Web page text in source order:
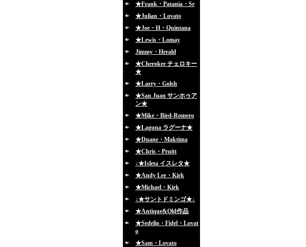
★Frank・Patania・Sr
★Julian・Lovato
★Joe・H・Quintana
★Lewis・Lomay
Jimmy・Herald
★Cherokee チェロキー
★
★Larry・Golsh
★San Juan サンホゥア
ン★
★Mike・Bird-Romero
★Laguna ラグーナ★
★Duane・Maktima
★Chris・Pruitt
↓★Isleta イスレタ★
★Andy Lee・Kirk
★Michael・Kirk
↓★サントドミンゴ★↓
★Antique&Old作品
★Sedelio・Fidel・Lovat
o
★Sam・Lovato